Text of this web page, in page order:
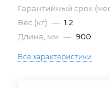
Гарантийный срок
Вес (кг) — 1.2
Длина, мм — 900
Все характеристики